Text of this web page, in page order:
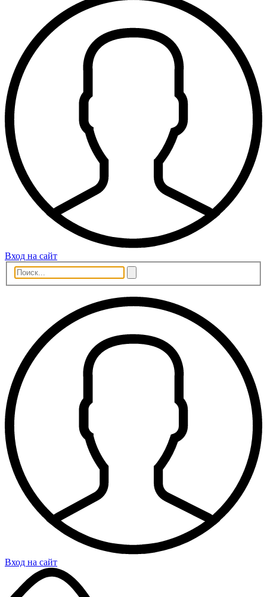
Вход на сайт
Вход на сайт